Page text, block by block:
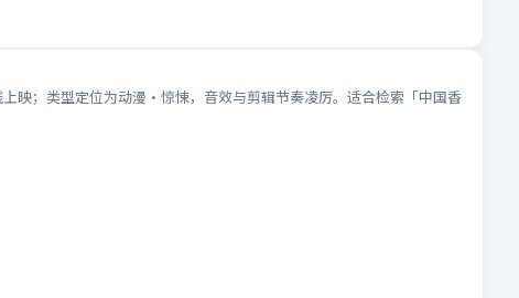
映；类型定位为动漫·惊悚，音效与剪辑节奏凌厉。适合检索「中国香